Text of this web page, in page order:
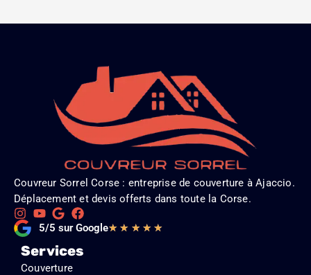
Couvreur Sorrel Corse : entreprise de couverture à Ajaccio.
Déplacement et devis offerts dans toute la Corse.
5/5 sur Google★ ★ ★ ★ ★Noté
Services
Couverture